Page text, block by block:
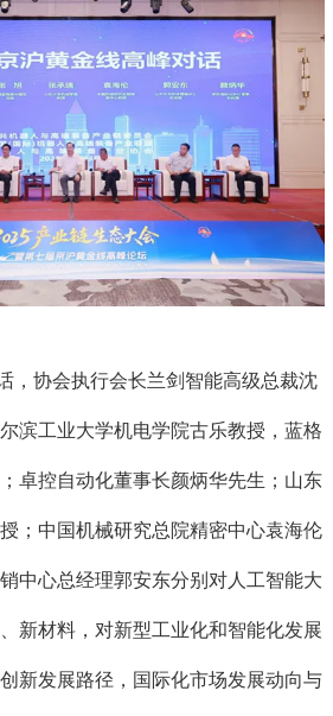
，协会执行会长兰剑智能高级总裁沈
滨工业大学机电学院古乐教授，蓝格
卓控自动化董事长颜炳华先生；山东
；中国机械研究总院精密中心袁海伦
中心总经理郭安东分别对人工智能大
新材料，对新型工业化和智能化发展
新发展路径，国际化市场发展动向与